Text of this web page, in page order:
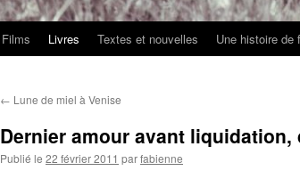
Films Livres Textes et nouvelles Une histoire de
← Lune de miel à Venise
Dernier amour avant liquidation,
Publié le 22 février 2011 parfabienne